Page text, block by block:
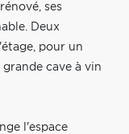
ses
Deux
pour un
cave à vin
l'espace